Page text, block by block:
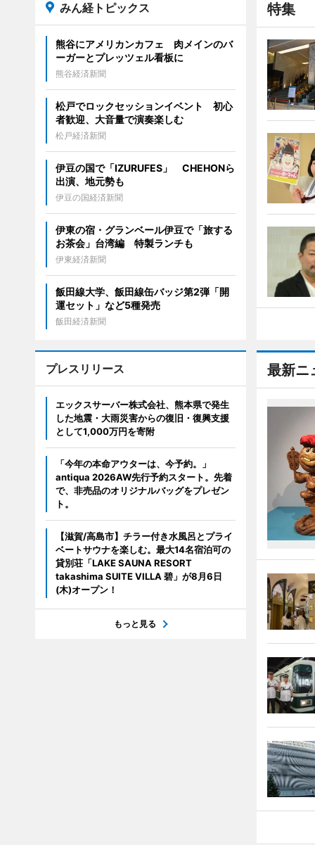
特集
最新ニ
みん経トピックス
熊谷にアメリカンカフェ 肉メインのバ
ーガーとプレッツェル看板に
熊谷経済新聞
松戸でロックセッションイベント 初心
者歓迎、大音量で演奏楽しむ
松戸経済新聞
伊豆の国で「IZURUFES」 CHEHONら
出演、地元勢も
伊豆の国経済新聞
伊東の宿・グランベール伊豆で「旅する
お茶会」台湾編 特製ランチも
伊東経済新聞
飯田線大学、飯田線缶バッジ第2弾「開
運セット」など5種発売
飯田経済新聞
プレスリリース
エックスサーバー株式会社、熊本県で発生
した地震・大雨災害からの復旧・復興支援
として1,000万円を寄附
「今年の本命アウターは、今予約。」
antiqua 2026AW先行予約スタート。先着
で、非売品のオリジナルバッグをプレゼン
ト。
【滋賀/高島市】チラー付き水風呂とプライ
ベートサウナを楽しむ。最大14名宿泊可の
貸別荘「LAKE SAUNA RESORT
takashima SUITE VILLA 碧」が8月6日
(木)オープン！
もっと見る